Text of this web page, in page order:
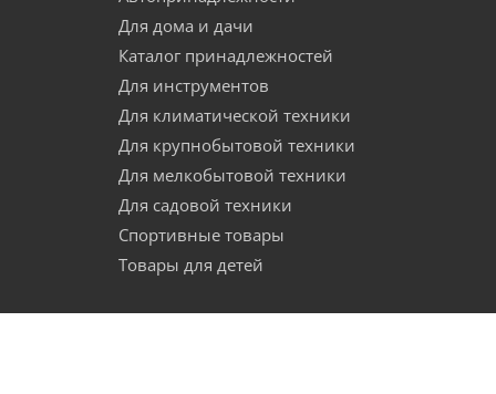
Для дома и дачи
Каталог принадлежностей
Для инструментов
Для климатической техники
Для крупнобытовой техники
Для мелкобытовой техники
Для садовой техники
Спортивные товары
Товары для детей